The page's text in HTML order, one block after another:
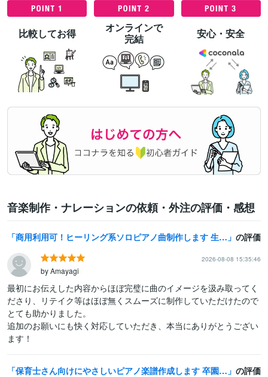
比較してお得
オンラインで
完結
安心・安全
音楽制作・ナレーションの依頼・外注の評価・感想
商用利用可！ヒーリング系ソロピアノ曲制作します 生成AI不使用！店舗BGMや作業用BGM動画に使用OK！ の評価
2026-08-08 15:35:46
by Amayagi
最初にお伝えした内容からほぼ完璧に曲のイメージを汲み取ってく
ださり、リテイク等はほぼ無くスムーズに制作していただけたので
とても助かりました。
追加のお願いにも快く対応していただき、本当にありがとうござい
ます！
保育士さん向けにやさしいピアノ楽譜作成します 卒園シーズンに！わかりすいコード・歌詞も無料でお付けします の評価